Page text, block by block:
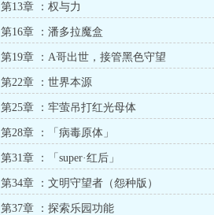
第13章 ：权与力
第16章 ：潘多拉魔盒
第19章 ：A哥出世，接管黑色守望
第22章 ：世界本源
第25章 ：牢萤吊打红光母体
第28章 ：「病毒原体」
第31章 ：「super·红后」
第34章 ：文明守望者（怨种版）
第37章 ：探索乐园功能